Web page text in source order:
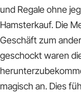
und Regale ohne
Hamsterkauf. Die
Geschäft zum
geschockt waren
magisch an. Dies